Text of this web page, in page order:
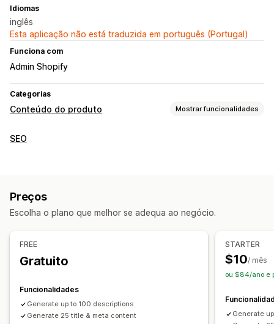
Idiomas
inglês
Esta aplicação não está traduzida em português (Portugal)
Funciona com
Admin Shopify
Categorias
Conteúdo do produto Mostrar funcionalidades
Tipos de conteúdo
Criação de conteúdos
Geração por IA
Modelos de comandos
Tom e estilo
SEO
SEO para coleções
SEO
Preços
Escolha o plano que melhor se adequa ao negócio.
FREE
Gratuito
Funcionalidades
Generate up to 100 descriptions
Generate 25 title & meta content
STARTER
$10/ mês
ou $84/ano e
Generate